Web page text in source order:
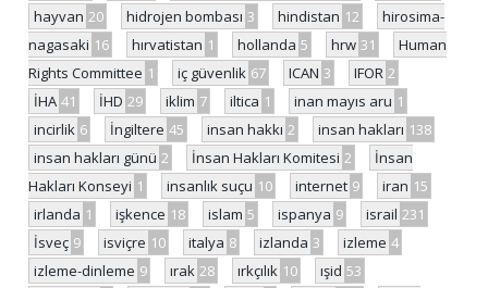
hayvan 20 hidrojen bombası 3 hindistan 12
hirosima-
nagasaki 16 hırvatistan 1 hollanda 5 hrw 31
Human
Rights Committee 1 iç güvenlik 67 ICAN 3 IFOR 2
İHA 41 İHD 29 iklim 7 iltica 1 inan mayıs aru 1
incirlik 6 İngiltere 45 insan hakkı 2 insan hakları 138
insan hakları günü 2 İnsan Hakları Komitesi 2
İnsan
Hakları Konseyi 1 insanlık suçu 10 internet 9 iran 15
irlanda 1 işkence 18 islam 5 ispanya 9 israil 231
İsveç 9 isviçre 10 italya 8 izlanda 3 izleme 4
izleme-dinleme 9 ırak 28 ırkçılık 10 ışid 53